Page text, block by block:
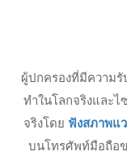
ผู้ปกครองที่มีความรั
ทําในโลกจริงและ
จริงโดย ฟังสภาพแ
บนโทรศัพท์มือถือ